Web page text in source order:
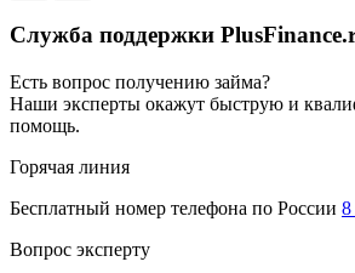
Служба поддержки
Есть вопрос получению займа?
Наши эксперты окажут быструю и
помощь.
Горячая линия
Бесплатный номер телефона по России 8
Вопрос эксперту